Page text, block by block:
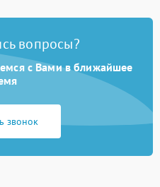
2200 ₽ Подробнее →
вопросы?
с Вами в ближайшее
звонок